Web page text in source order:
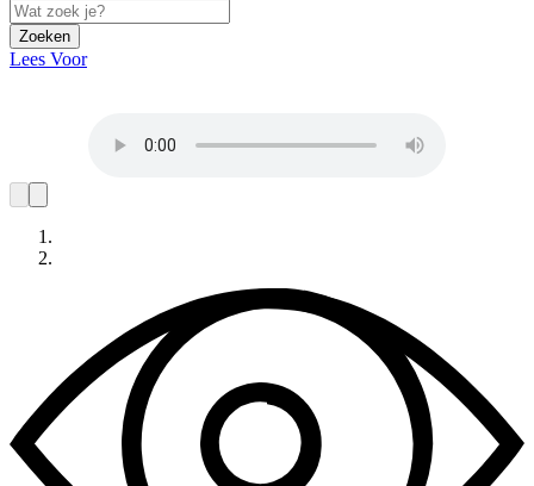
Zoeken
Lees Voor